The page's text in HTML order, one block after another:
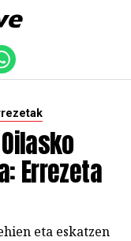
Errezeta
eta eskatzen